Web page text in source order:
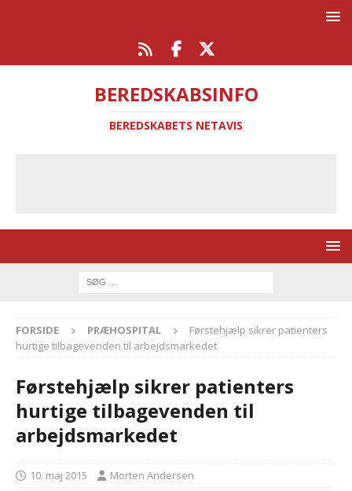
BEREDSKABSINFO
BEREDSKABETS NETAVIS
FORSIDE PRÆHOSPITAL
Førstehjælp sikrer patienters
hurtige tilbagevenden til arbejdsmarkedet
Førstehjælp sikrer patienters
hurtige tilbagevenden til
arbejdsmarkedet
10. maj 2015 Morten Andersen